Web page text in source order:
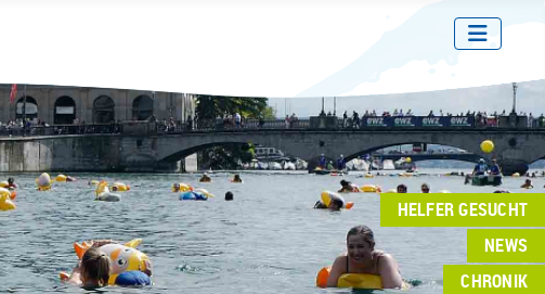
HELFER GESUCHT
NEWS
CHRONIK